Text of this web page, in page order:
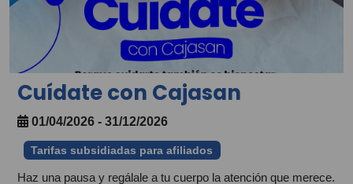
Cuídate con Cajasan
01/04/2026 - 31/12/2026
Tarifas subsidiadas para afiliados
Haz una pausa y regálale a tu cuerpo la atención que merece.